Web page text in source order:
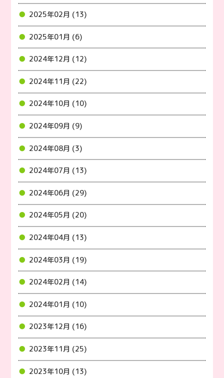
2025年02月 (13)
2025年01月 (6)
2024年12月 (12)
2024年11月 (22)
2024年10月 (10)
2024年09月 (9)
2024年08月 (3)
2024年07月 (13)
2024年06月 (29)
2024年05月 (20)
2024年04月 (13)
2024年03月 (19)
2024年02月 (14)
2024年01月 (10)
2023年12月 (16)
2023年11月 (25)
2023年10月 (13)